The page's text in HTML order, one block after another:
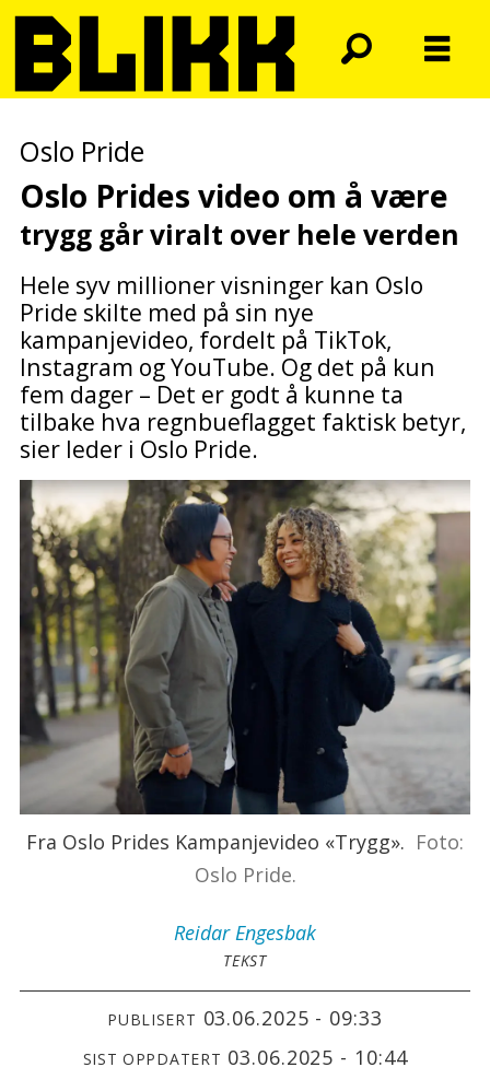
Oslo Pride
Oslo Prides video om å være
trygg går viralt over hele verden
Hele syv millioner visninger kan Oslo
Pride skilte med på sin nye
kampanjevideo, fordelt på TikTok,
Instagram og YouTube. Og det på kun
fem dager – Det er godt å kunne ta
tilbake hva regnbueflagget faktisk betyr,
sier leder i Oslo Pride.
Fra Oslo Prides Kampanjevideo «Trygg». Foto:
Oslo Pride.
Reidar Engesbak
TEKST
PUBLISERT 03.06.2025 - 09:33
SIST OPPDATERT 03.06.2025 - 10:44